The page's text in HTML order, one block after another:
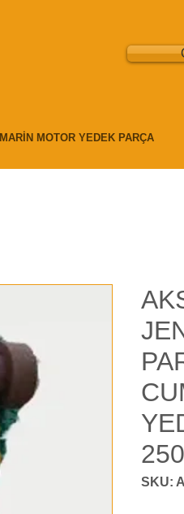
MARİN MOTOR YEDEK PARÇA
SKU: